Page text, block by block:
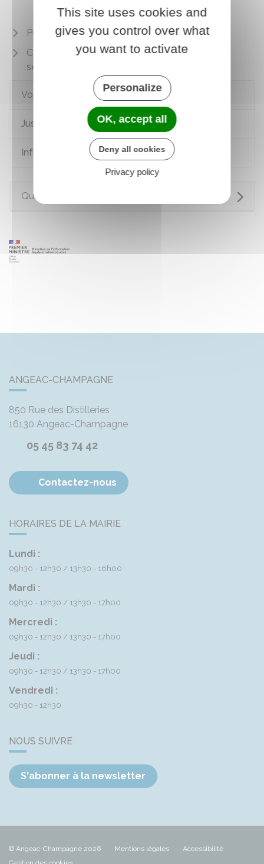
Peines complémentaires en matière pénale
Castration chimique des auteurs d’infractions
sexuelles
Voir aussi
Justice pénale des mineurs
Infractions routières
Questions ? Réponses !
ANGEAC-CHAMPAGNE
850 Rue des Distilleries
16130 Angeac-Champagne
05 45 83 74 42
Contactez-nous
HORAIRES DE LA MAIRIE
Lundi :
09h30 - 12h30 13h30 - 16h00
Mardi :
09h30 - 12h30 13h30 - 17h00
Mercredi :
09h30 - 12h30 13h30 - 17h00
Jeudi :
09h30 - 12h30 13h30 - 17h00
Vendredi :
09h30 - 12h30
NOUS SUIVRE
S'abonner à la newsletter
© Angeac-Champagne 2026 Mentions légales
Accessibilité
This site uses cookies and
gives you control over what
you want to activate
Personalize
OK, accept all
Deny all cookies
Privacy policy